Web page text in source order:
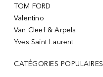
TOM FORD
Valentino
Van Cleef & Arpels
Yves Saint Laurent
CATÉGORIES POPULAIRES